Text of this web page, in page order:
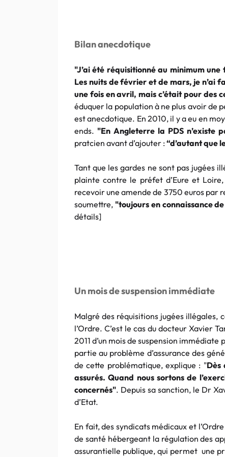
Bilan anecdotique
"J’ai été réquisitionné au minimum
Les nuits de février et de mars, je n’ai
une fois en avril, mais c’était pour des
éduquer la population à ne plus avoir de
est anecdotique. En 2010, il y a eu en
ends. "En Angleterre la PDS n’existe
pratcien avant d’ajouter :“d’autant que
Tant que les gardes ne sont pas jugées
plainte contre le préfet d’Eure et
recevoir une amende de 3750 euros par
soumettre, "toujours en connaissance
détails]
Un mois de suspension immédiate
Malgré des réquisitions jugées illégales,
l’Ordre. C’est le cas du docteur Xavier
2011 d’un mois de suspension
partie au problème d’assurance des
de cette problématique, explique : "Dès
assurés. Quand nous sortons de
concernés". Depuis sa sanction, le Dr
d’Etat.
En fait, des syndicats médicaux et
de santé hébergeant la régulation des
assurantielle publique, qui permet une